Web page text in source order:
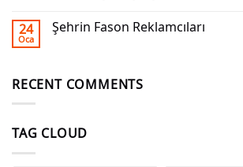
24
Oca
Şehrin Fason Reklamcıları
RECENT COMMENTS
TAG CLOUD